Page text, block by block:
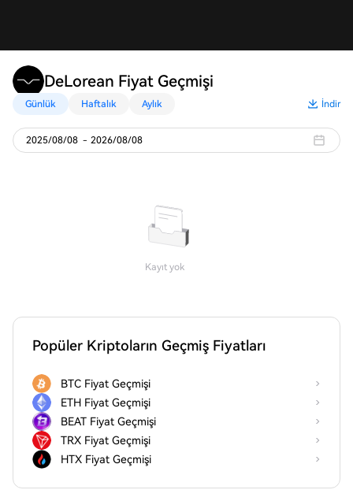
DeLorean Fiyat Geçmişi
Günlük Haftalık Aylık İndir
2025/08/08 - 2026/08/08
Kayıt yok
Popüler Kriptoların Geçmiş Fiyatları
BTC Fiyat Geçmişi
ETH Fiyat Geçmişi
BEAT Fiyat Geçmişi
TRX Fiyat Geçmişi
HTX Fiyat Geçmişi